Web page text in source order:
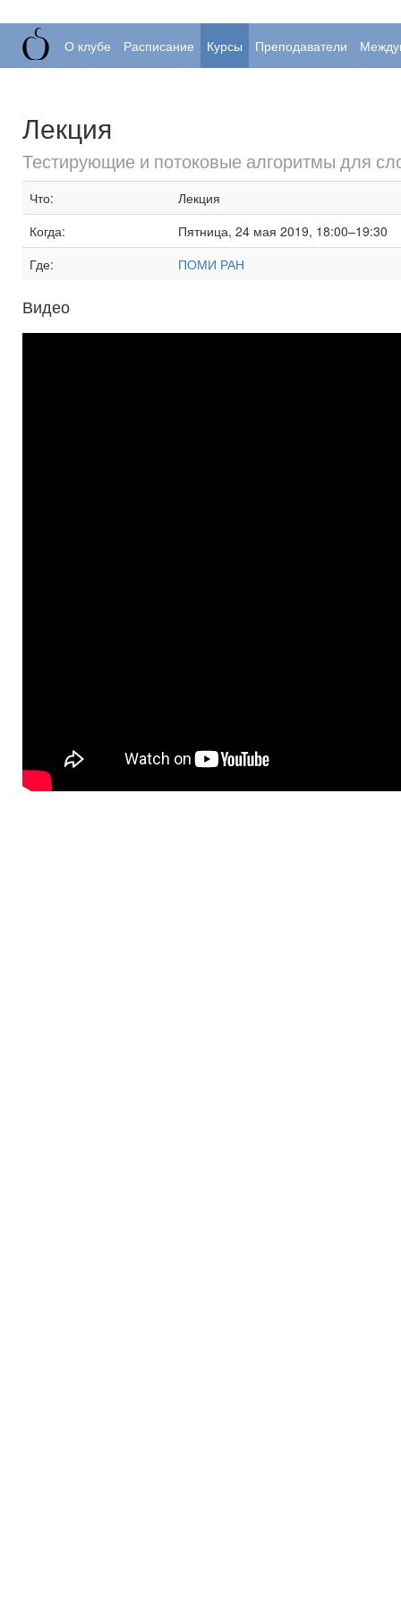
О клубе Расписание Курсы Преподаватели
Лекция
Тестирующие и потоковые алгоритмы для
Что:
Лекция
Когда:
Пятница, 24 мая 2019, 18:00–19:30
Где:
ПОМИ РАН
Видео